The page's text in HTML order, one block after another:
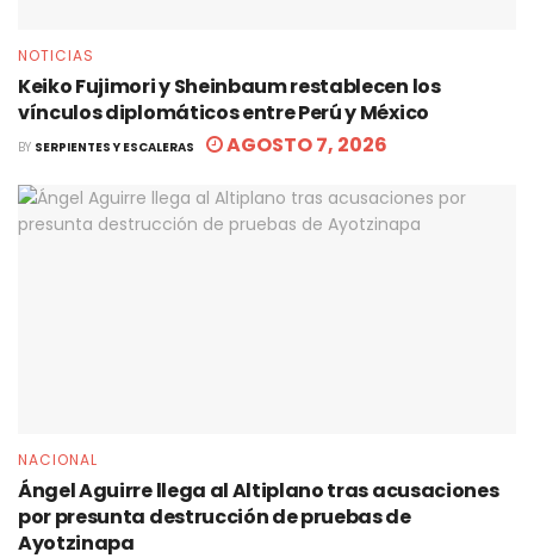
NOTICIAS
Keiko Fujimori y Sheinbaum restablecen los
vínculos diplomáticos entre Perú y México
BY SERPIENTES Y ESCALERAS AGOSTO 7, 2026
NACIONAL
Ángel Aguirre llega al Altiplano tras acusaciones
por presunta destrucción de pruebas de
Ayotzinapa